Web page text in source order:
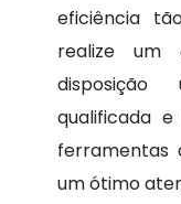
eficiência
realize um
disposição
qualificada
ferramentas
um ótimo